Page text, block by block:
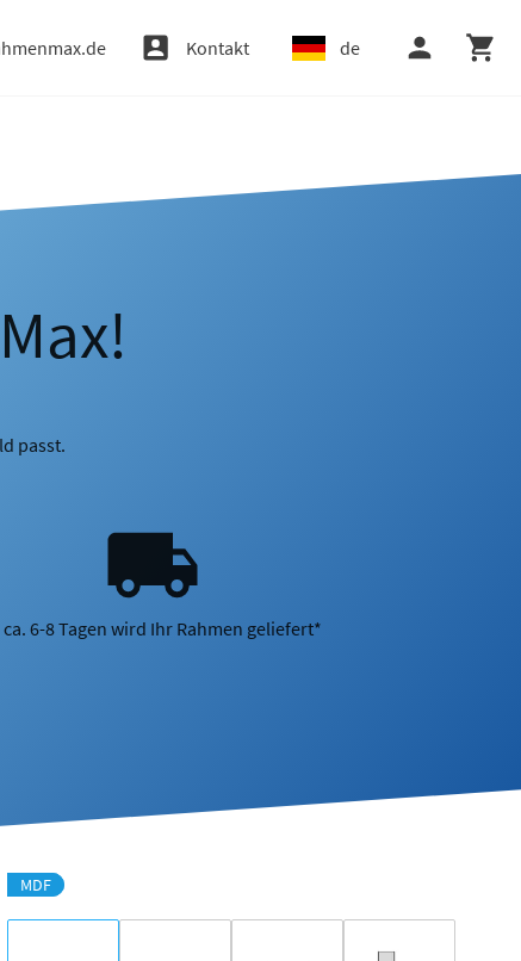
Kontakt de
passt.
ca. 6-8 Tagen wird Ihr Rahmen geliefert*
MDF